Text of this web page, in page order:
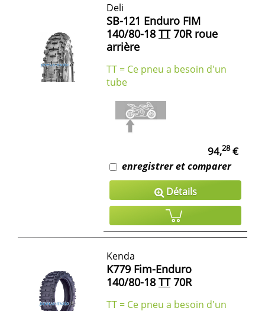
Deli
SB-121 Enduro FIM
140/80-18 TT70R roue
arrière
TT = Ce pneu a besoin d'un
tube
94,28€
enregistrer et comparer
Détails
Kenda
K779 Fim-Enduro
140/80-18 TT70R
TT = Ce pneu a besoin d'un